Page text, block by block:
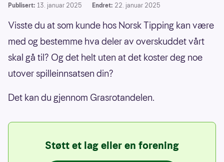
Publisert: 13. januar 2025 Endret: 22. januar 2025
Visste du at som kunde hos Norsk Tipping kan være
med og bestemme hva deler av overskuddet vårt
skal gå til? Og det helt uten at det koster deg noe
utover spilleinnsatsen din?
Det kan du gjennom Grasrotandelen.
Støtt et lag eller en forening